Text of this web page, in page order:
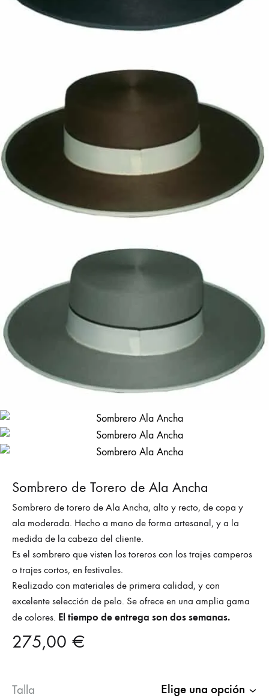
Sombrero de Torero de Ala Ancha
Sombrero de torero de Ala Ancha, alto y recto, de copa y
ala moderada. Hecho a mano de forma artesanal, y a la
medida de la cabeza del cliente.
Es el sombrero que visten los toreros con los trajes camperos
o trajes cortos, en festivales.
Realizado con materiales de primera calidad, y con
excelente selección de pelo. Se ofrece en una amplia gama
de colores. El tiempo de entrega son dos semanas.
275,00 €
Talla